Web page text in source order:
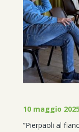
10 maggio 2025
“Pierpaoli al